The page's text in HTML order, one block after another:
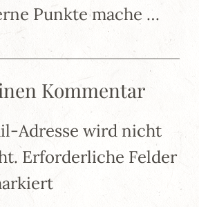
Punkte mache …
Kommentar
Adresse wird nicht
Erforderliche Felder